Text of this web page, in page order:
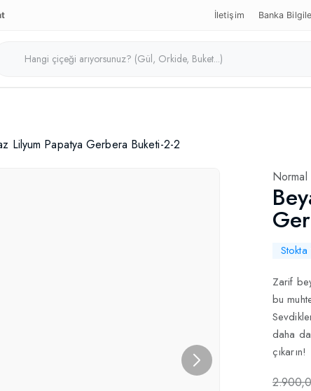
İletişim Banka
Lilyum Papatya Gerbera Buketi-2-2
Zarif
bu
daha
çıkarın!